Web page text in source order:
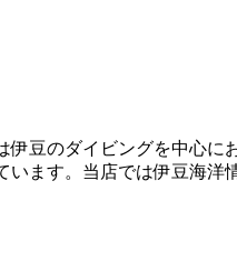
伊豆のダイビングを中心
ます。当店では伊豆海洋